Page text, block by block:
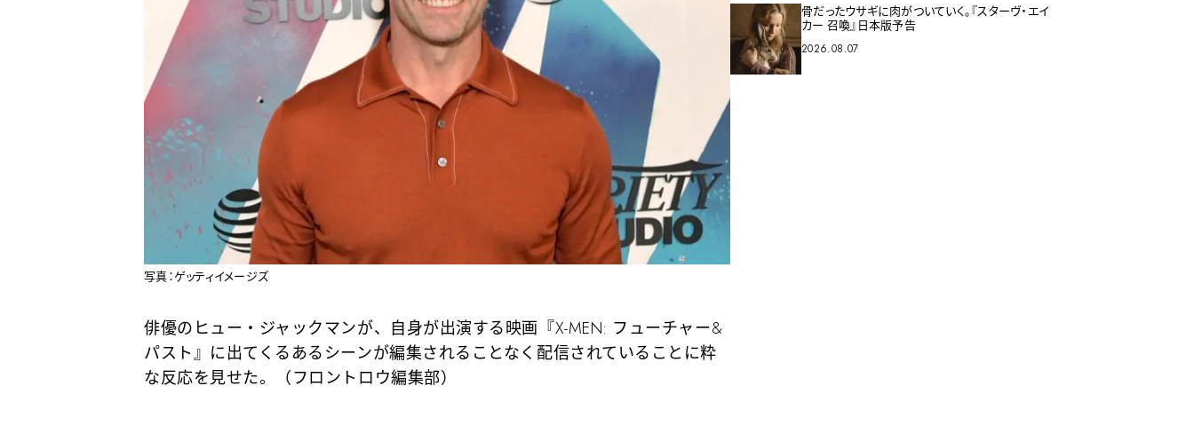
写真：ゲッティイメージズ
俳優のヒュー・ジャックマンが、自身が出演する映画『X-MEN: フューチャー&
パスト』に出てくるあるシーンが編集されることなく配信されていることに粋
な反応を見せた。（フロントロウ編集部）
骨だったウサギに肉がついていく。『スターヴ・エイ
カー 召喚』日本版予告
2026.08.07